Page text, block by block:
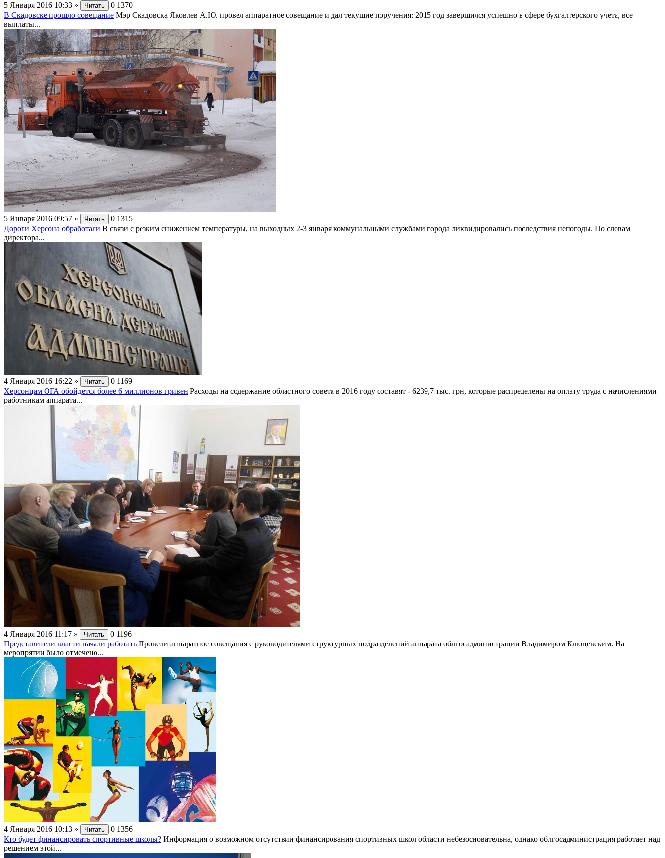
5 Января 2016 10:33 » Читать 0 1370
В Скадовске прошло совещание Мэр Скадовска Яковлев А.Ю. провел аппаратное совещание и дал текущие поручения: 2015 год завершился успешно в сфере бухгалтерского учета, все
выплаты...
5 Января 2016 09:57 » Читать 0 1315
Дороги Херсона обработали В связи с резким снижением температуры, на выходных 2-3 января коммунальными службами города ликвидировались последствия непогоды. По словам
директора...
4 Января 2016 16:22 » Читать 0 1169
Херсонцам ОГА обойдется более 6 миллионов гривен Расходы на содержание областного совета в 2016 году составят - 6239,7 тыс. грн, которые распределены на оплату труда с начислениями
работникам аппарата...
4 Января 2016 11:17 » Читать 0 1196
Представители власти начали работать Провели аппаратное совещания с руководителями структурных подразделений аппарата облгосадминистрации Владимиром Клюцевским. На
меропрятии было отмечено...
4 Января 2016 10:13 » Читать 0 1356
Кто будет финансировать спортивные школы? Информация о возможном отсутствии финансирования спортивных школ области небезосновательна, однако облгосадминистрация работает над
решением этой...